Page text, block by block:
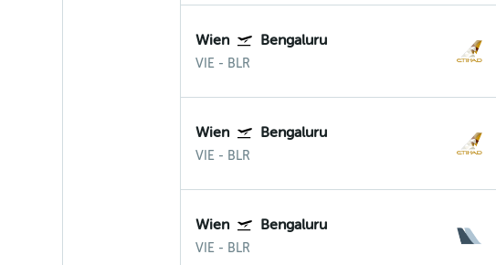
Wien Bengaluru
VIE - BLR
Wien Bengaluru
VIE - BLR
Wien Bengaluru
VIE - BLR